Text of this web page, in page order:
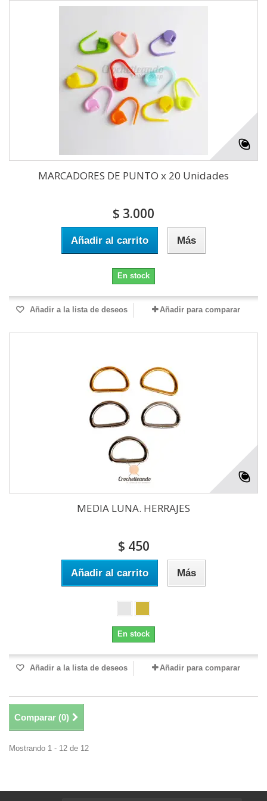
MARCADORES DE PUNTO x 20 Unidades
$ 3.000
Añadir al carrito Más
En stock
Añadir a la lista de deseos Añadir para comparar
MEDIA LUNA. HERRAJES
$ 450
Añadir al carrito Más
En stock
Añadir a la lista de deseos Añadir para comparar
Comparar (0)
Mostrando 1 - 12 de 12